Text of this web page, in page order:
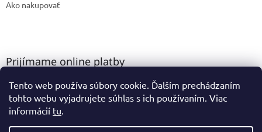
Tento web používa súbory cookie. Ďalším prechádzaním
tohto webu vyjadrujete súhlas s ich používaním. Viac
informácií tu.
Ako nakupovať
Prijímame online platby